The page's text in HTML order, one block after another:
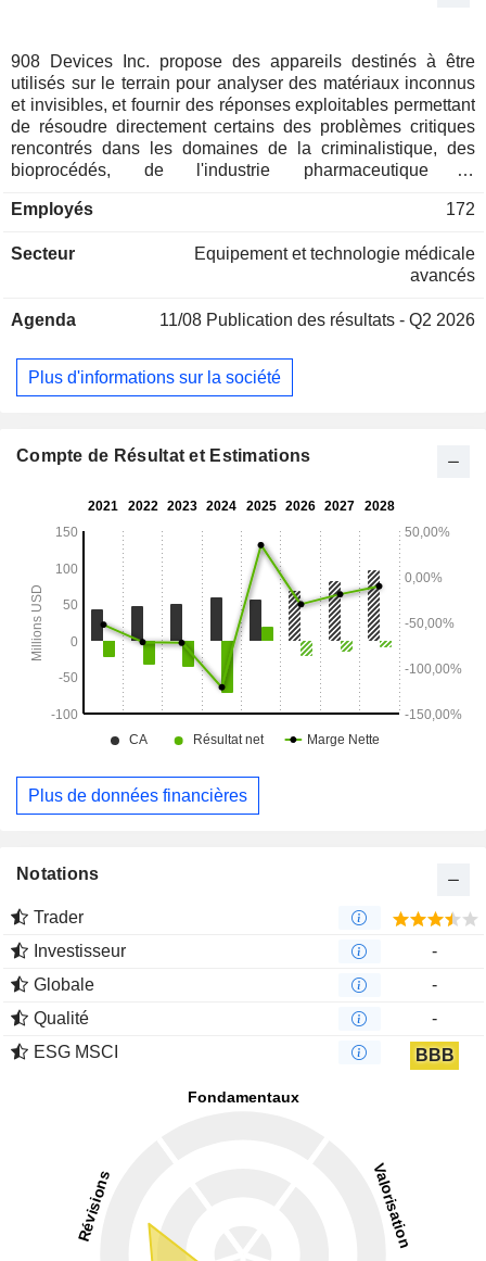
908 Devices Inc. propose des appareils destinés à être
utilisés sur le terrain pour analyser des matériaux inconnus
et invisibles, et fournir des réponses exploitables permettant
de résoudre directement certains des problèmes critiques
rencontrés dans les domaines de la criminalistique, des
bioprocédés, de l'industrie pharmaceutique et
des marchés connexes. La gamme de produits de la société
ProtectIR, VipIR, ainsi que les composants AVCAD. Le
MX908 est un appareil de spectrométrie de masse portable,
solides, liquides, gazeux et en aérosol d'identité inconnue. Il
d'utilisateurs pour diverses applications sur le terrain,
notamment dans le cadre d'opérations liées aux produits
substances à l'état de traces. L'XplorIR est un appareil
plus de 28 000 dangers chimiques inconnus sous forme de
gaz, de vapeurs, de poudres et de liquides.
Employés 172
Secteur
Equipement et technologie médicale
avancés
Agenda 11/08 Publication des résultats - Q2 2026
Plus d'informations sur la société
Compte de Résultat et Estimations
Plus de données financières
Notations
Trader
Investisseur
-
Globale
-
Qualité
-
ESG MSCI
BBB